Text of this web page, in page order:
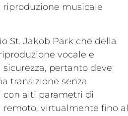
musicale
St. Jakob Park che della
vocale e
pertanto deve
transizione senza
con alti parametri di
virtualmente fino al